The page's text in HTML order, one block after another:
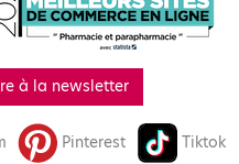
à la newsletter
Pinterest Tiktok